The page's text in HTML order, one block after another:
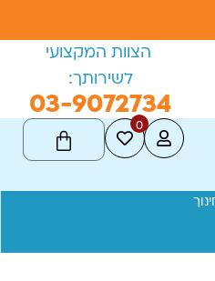
הצוות המקצועי
לשירותך:
03-9072734
0